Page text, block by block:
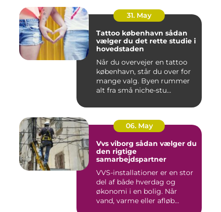
31. May
Tattoo københavn sådan
vælger du det rette studie i
hovedstaden
Når du overvejer en tattoo
københavn, står du over for
mange valg. Byen rummer
alt fra små niche-stu...
06. May
Vvs viborg sådan vælger du
den rigtige
samarbejdspartner
VVS-installationer er en stor
del af både hverdag og
økonomi i en bolig. Når
vand, varme eller afløb...